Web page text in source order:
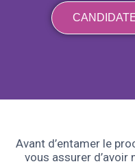
Avant d’entamer le
vous assurer d’avoir